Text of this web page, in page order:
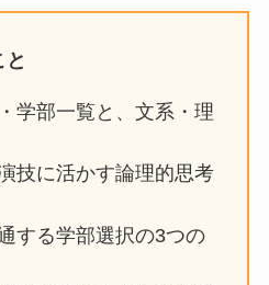
と
学部一覧と、文系・理
技に活かす論理的思考
する学部選択の3つの